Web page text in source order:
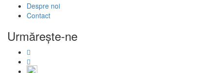
Despre noi
Contact
Urmăreşte-ne